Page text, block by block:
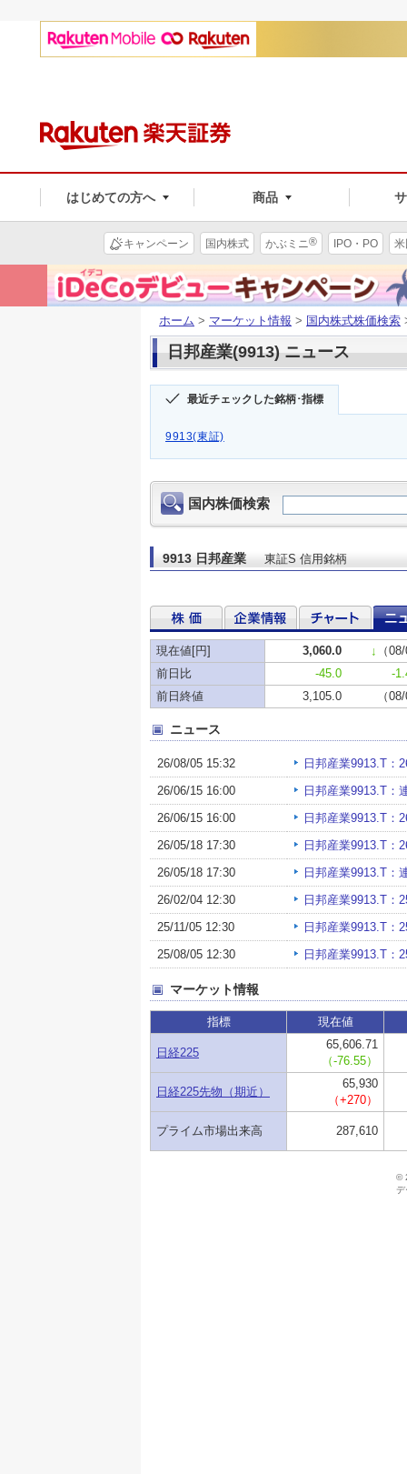
はじめての方へ 商品
キャンペーン 国内株式 かぶミニ® IPO・PO
ホーム > マーケット情報 > 国内株式株価検索
日邦産業(9913) ニュース
最近チェックした銘柄･指標
9913(東証)